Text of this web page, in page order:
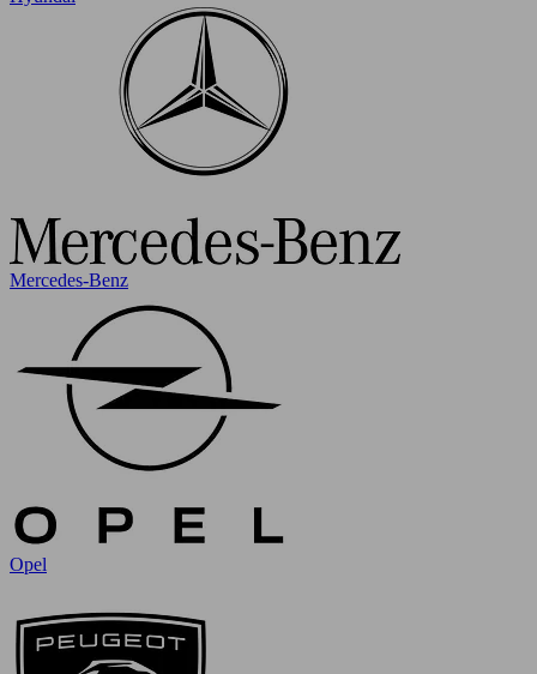
Mercedes-Benz
Opel